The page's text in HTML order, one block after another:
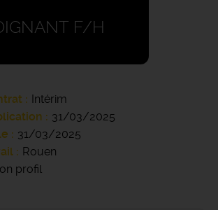
F/H
Intérim
31/03/2025
31/03/2025
Rouen
profil